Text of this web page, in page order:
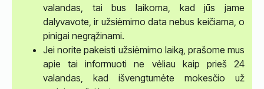
valandas, tai bus laikoma, kad jūs jame
dalyvavote, ir užsiėmimo data nebus keičiama, o
pinigai negrąžinami.
Jei norite pakeisti užsiėmimo laiką, prašome mus
apie tai informuoti ne vėliau kaip prieš 24
valandas, kad išvengtumėte mokesčio už